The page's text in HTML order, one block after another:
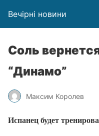
Вечірні новини
Соль
“Динамо”
Максим Королев
Испанец будет